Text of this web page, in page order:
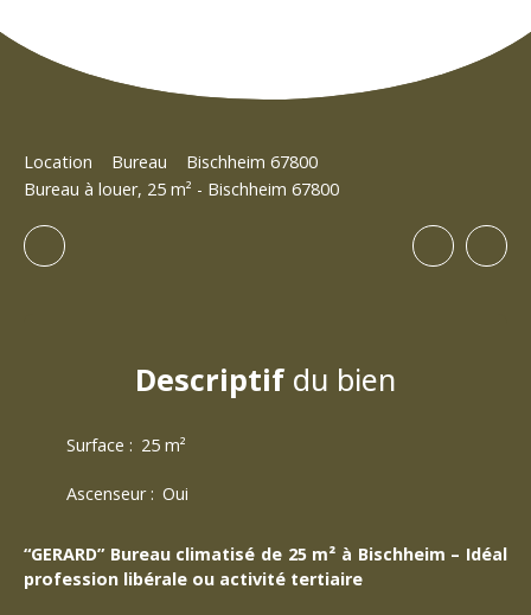
Location Bureau
Bischheim 67800
Bureau à louer, 25 m² - Bischheim 67800
Descriptif du bien
Surface : 25 m²
Ascenseur: Oui
“GERARD” Bureau climatisé de 25 m² à Bischheim – Idéal
profession libérale ou activité tertiaire